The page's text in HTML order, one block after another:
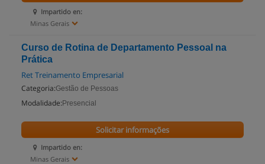
Impartido en:
Minas Gerais
Curso de Rotina de Departamento Pessoal na
Prática
Ret Treinamento Empresarial
Categoria:Gestão de Pessoas
Modalidade: Presencial
Impartido en:
Minas Gerais
Solicitar informações